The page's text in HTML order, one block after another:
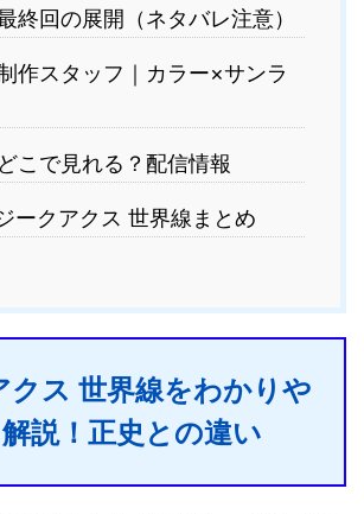
終回の展開（ネタバレ注意）
作スタッフ｜カラー×サンラ
どこで見れる？配信情報
ークアクス 世界線まとめ
クス 世界線をわかりや
説！正史との違い